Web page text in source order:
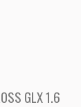
GLX 1.6